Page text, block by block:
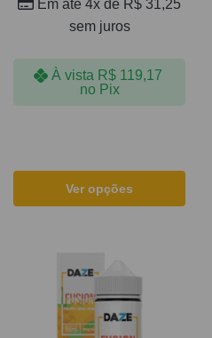
Em até 4x de R$ 31,25
sem juros
À vista R$119,17
no Pix
Ver opções